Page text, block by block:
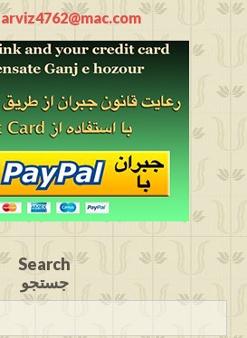
Search
جستجو